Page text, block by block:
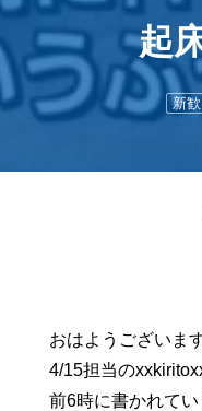
起
新
おはようございま
4/15担当の
前6時に書かれてい